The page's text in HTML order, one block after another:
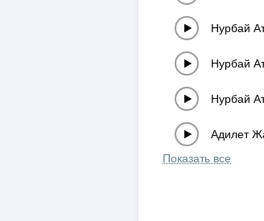
Нурбай
Нурбай
Нурбай
Адилет
Показать все